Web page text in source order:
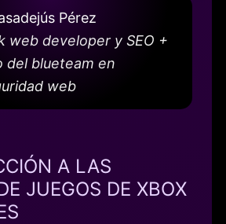
Pérez
web developer y SEO +
del blueteam en
web
A LAS
JUEGOS DE XBOX